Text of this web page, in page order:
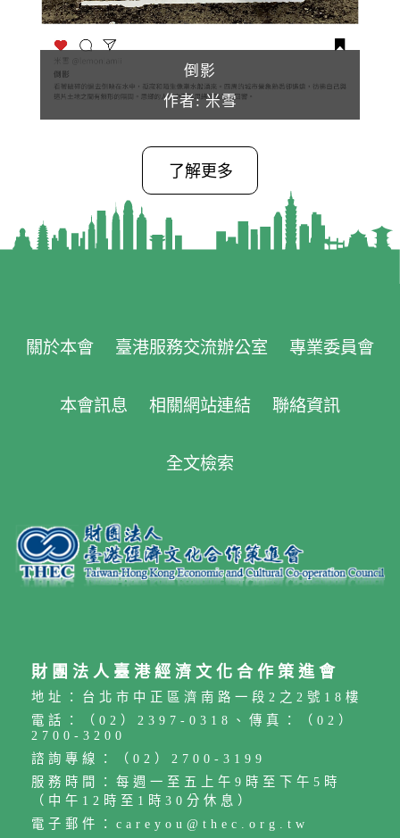
倒影
作者: 米雪
了解更多
關於本會 臺港服務交流辦公室 專業委員會
本會訊息 相關網站連結 聯絡資訊
全文檢索
財團法人臺港經濟文化合作策進會
地址：台北市中正區濟南路一段2之2號18樓
電話：（02）2397-0318、傳真：（02）
2700-3200
諮詢專線：（02）2700-3199
服務時間：每週一至五上午9時至下午5時
（中午12時至1時30分休息）
電子郵件：careyou@thec.org.tw